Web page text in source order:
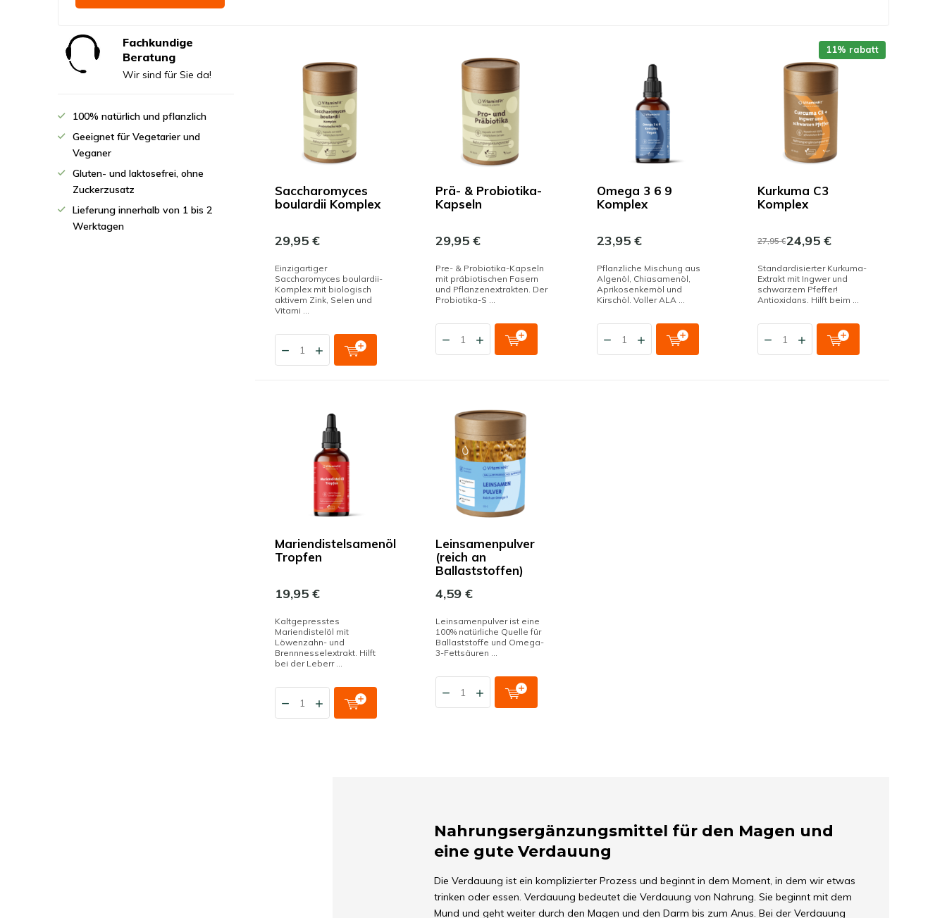
Saccharomyces
boulardii Komplex
29,95 €
Einzigartiger
Saccharomyces boulardii-
Komplex mit biologisch
aktivem Zink, Selen und
Vitami ...
Prä- & Probiotika-
Kapseln
29,95 €
Pre- & Probiotika-Kapseln
mit präbiotischen Fasern
und Pflanzenextrakten. Der
Probiotika-S ...
Omega 3 6 9
Komplex
23,95 €
Pflanzliche Mischung aus
Algenöl, Chiasamenöl,
Aprikosenkernöl und
Kirschöl. Voller ALA ...
Kurkuma C3
Komplex
11% rabatt
27,95 €24,95 €
Standardisierter Kurkuma-
Extrakt mit Ingwer und
schwarzem Pfeffer!
Antioxidans. Hilft beim ...
Mariendistelsamenöl
Tropfen
19,95 €
Kaltgepresstes
Mariendistelöl mit
Löwenzahn- und
Brennnesselextrakt. Hilft
bei der Leberr ...
Leinsamenpulver
(reich an
Ballaststoffen)
4,59 €
Leinsamenpulver ist eine
100% natürliche Quelle für
Ballaststoffe und Omega-
3-Fettsäuren ...
Nahrungsergänzungsmittel für den Magen und
eine gute Verdauung
Die Verdauung ist ein komplizierter Prozess und beginnt in dem Moment, in dem wir etwas
trinken oder essen. Verdauung bedeutet die Verdauung von Nahrung. Sie beginnt mit dem
Mund und geht weiter durch den Magen und den Darm bis zum Anus. Bei der Verdauung
Fachkundige
Beratung
Wir sind für Sie da!
100% natürlich und pflanzlich
Geeignet für Vegetarier und
Veganer
Gluten- und laktosefrei, ohne
Zuckerzusatz
Lieferung innerhalb von 1 bis 2
Werktagen